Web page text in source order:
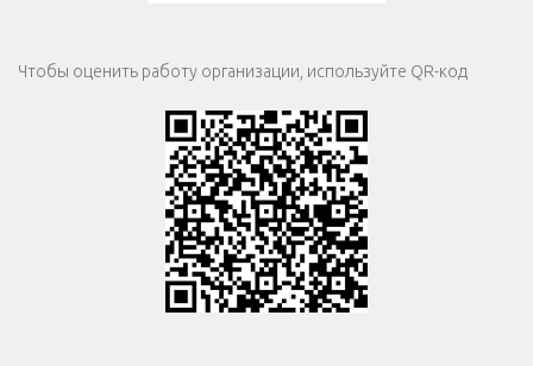
Чтобы оценить работу организации, используйте QR-код